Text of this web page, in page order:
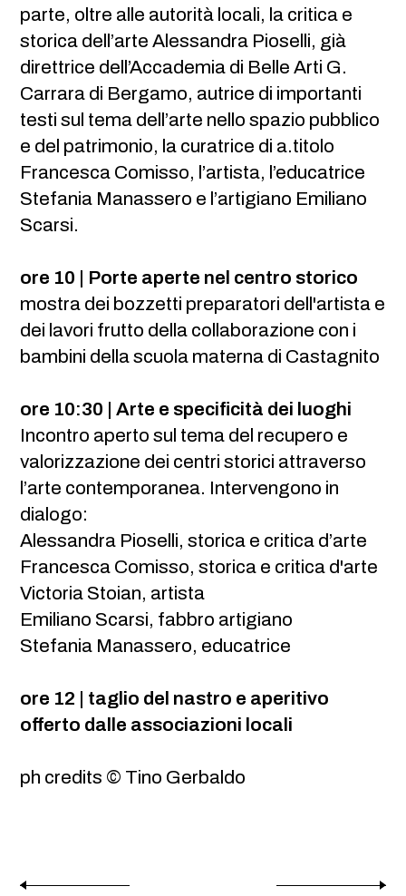
parte, oltre alle autorità locali, la critica e
storica dell’arte Alessandra Pioselli, già
direttrice dell’Accademia di Belle Arti G.
Carrara di Bergamo, autrice di importanti
testi sul tema dell’arte nello spazio pubblico
e del patrimonio, la curatrice di a.titolo
Francesca Comisso, l’artista, l’educatrice
Stefania Manassero e l’artigiano Emiliano
Scarsi.
ore 10 | Porte aperte nel centro storico
mostra dei bozzetti preparatori dell'artista e
dei lavori frutto della collaborazione con i
bambini della scuola materna di Castagnito
ore 10:30 | Arte e specificità dei luoghi
Incontro aperto sul tema del recupero e
valorizzazione dei centri storici attraverso
l’arte contemporanea. Intervengono in
dialogo:
Alessandra Pioselli, storica e critica d’arte
Francesca Comisso, storica e critica d'arte
Victoria Stoian, artista
Emiliano Scarsi, fabbro artigiano
Stefania Manassero, educatrice
ore 12 | taglio del nastro e aperitivo
offerto dalle associazioni locali
ph credits © Tino Gerbaldo